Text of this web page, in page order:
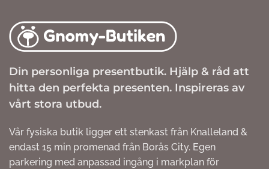
Din personliga presentbutik. Hjälp & råd att
hitta den perfekta presenten. Inspireras av
vårt stora utbud.
Vår fysiska butik ligger ett stenkast från Knalleland &
endast 15 min promenad från Borås City. Egen
parkering med anpassad ingång i markplan för